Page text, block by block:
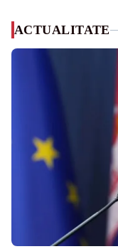
ACTUALITATE